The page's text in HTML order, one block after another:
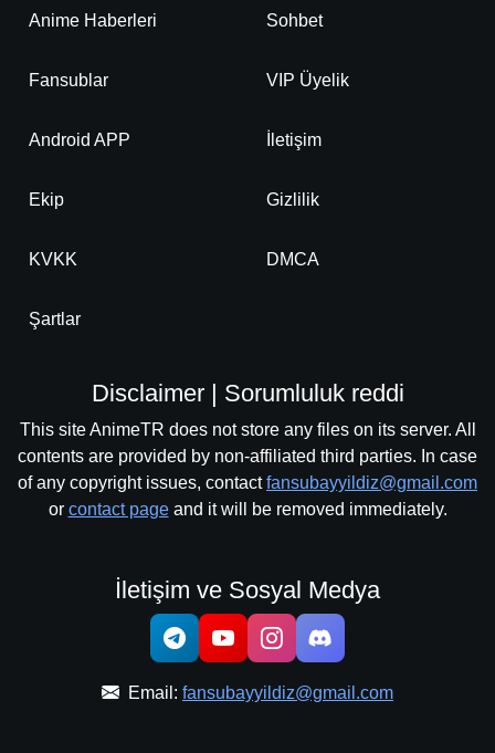
Anime Haberleri Sohbet
Fansublar VIP Üyelik
Android APP İletişim
Ekip Gizlilik
KVKK DMCA
Şartlar
Disclaimer | Sorumluluk reddi
This site AnimeTR does not store any files on its server. All
contents are provided by non-affiliated third parties. In case
of any copyright issues, contactfansubayyildiz@gmail.com
or contact pageand it will be removed immediately.
İletişim ve Sosyal Medya
Email: fansubayyildiz@gmail.com